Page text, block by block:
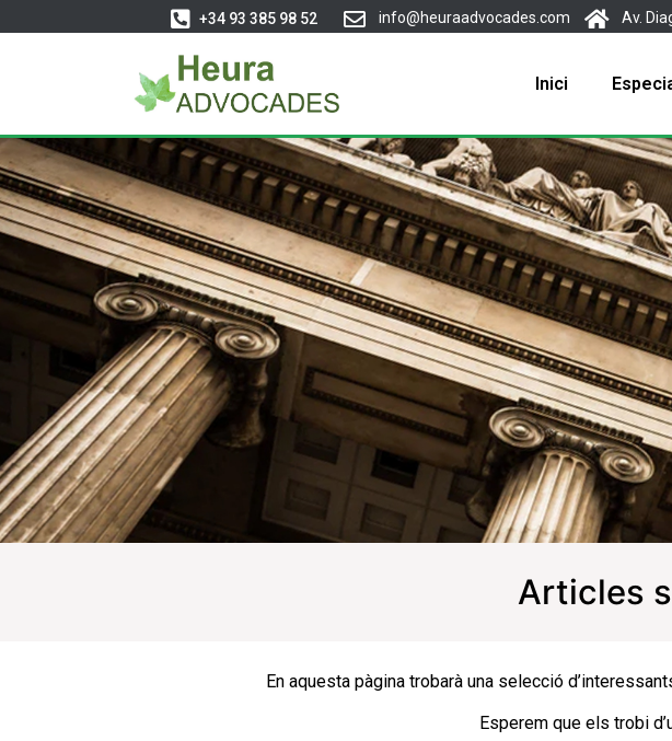
+34 93 385 98 52 info@heuraadvocades.com Av.
Inici
Articles
En aquesta pàgina trobarà una selecció
Esperem que els trobi